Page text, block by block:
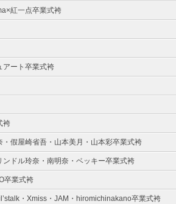
紅一点卒業式袴
アート卒業式袴
袴
・假屋崎省吾・山本美月・山本彩卒業式袴
ンドル玲奈・南明奈・ベッキー卒業式袴
卒業式袴
・Xmiss・JAM・hiromichinakano卒業式袴